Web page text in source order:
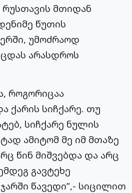
მთიდან
წუთის
უმოძრაოდ
არასდროს
როგორიცაა
ქარის სიჩქარე. თუ
სიჩქარე ნულის
ამიტომ მე იმ მთაზე
წინ მიშვებდა და არც
გავტეხე
წავედი”,- სიცილით